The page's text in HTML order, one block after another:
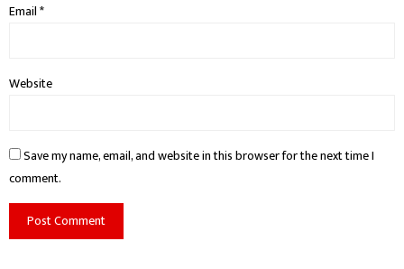
Email*
Website
Save my name, email, and website in this browser for the next time I
comment.